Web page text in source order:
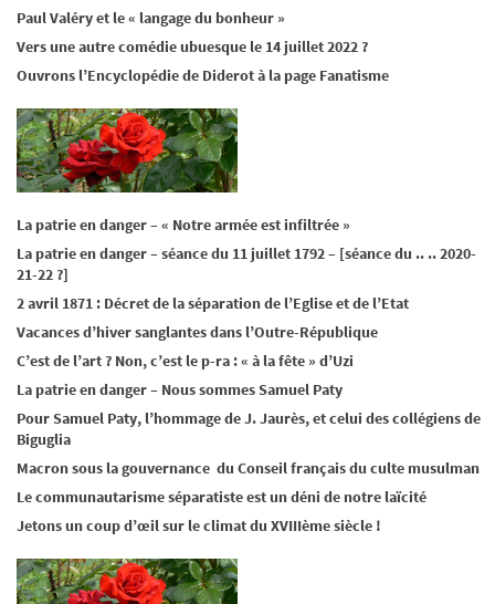
Paul Valéry et le « langage du bonheur »
Vers une autre comédie ubuesque le 14 juillet 2022 ?
Ouvrons l’Encyclopédie de Diderot à la page Fanatisme
La patrie en danger – « Notre armée est infiltrée »
La patrie en danger – séance du 11 juillet 1792 – [séance du .. .. 2020-
21-22 ?]
2 avril 1871 : Décret de la séparation de l’Eglise et de l’Etat
Vacances d’hiver sanglantes dans l’Outre-République
C’est de l’art ? Non, c’est le p-ra : « à la fête » d’Uzi
La patrie en danger – Nous sommes Samuel Paty
Pour Samuel Paty, l’hommage de J. Jaurès, et celui des collégiens de
Biguglia
Macron sous la gouvernance du Conseil français du culte musulman
Le communautarisme séparatiste est un déni de notre laïcité
Jetons un coup d’œil sur le climat du XVIIIème siècle !